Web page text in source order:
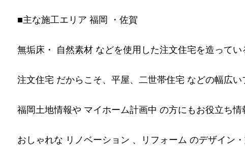
■主な施工エリア 福岡 ・佐賀
無垢床・ 自然素材 などを使用した注文住宅を造ってい
注文住宅 だからこそ、平屋、二世帯住宅 などの幅広い
福岡土地情報や マイホーム計画中 の方にもお役立ち情
おしゃれな リノベーション 、リフォーム のデザイン